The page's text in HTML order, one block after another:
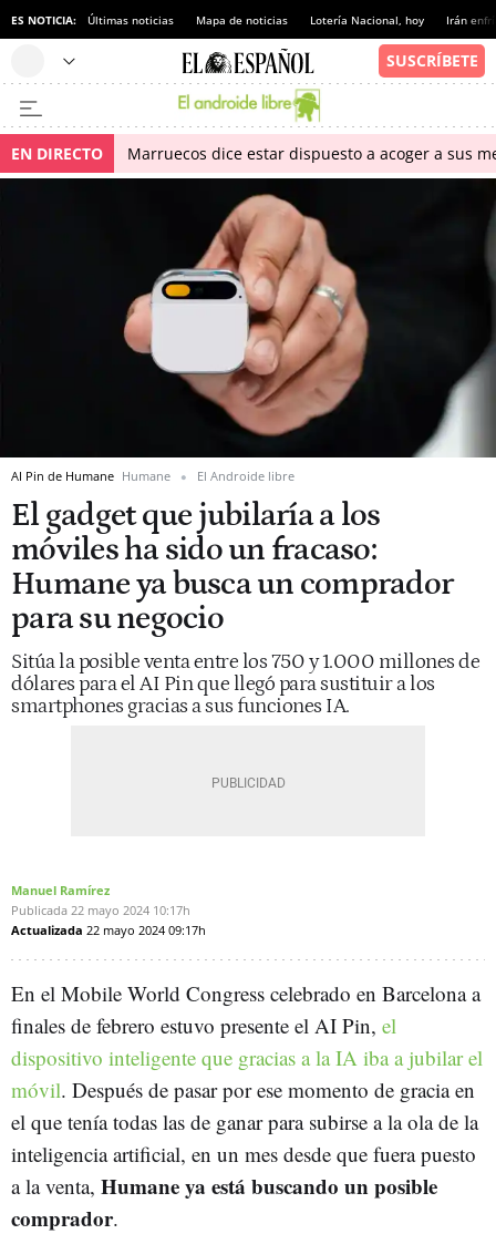
ES NOTICIA: Últimas noticias Mapa de noticias Lotería Nacional, hoy Irán
EN DIRECTO Marruecos dice estar dispuesto a acoger a sus
AI Pin de Humane Humane El Androide libre
El gadget que jubilaría a los
móviles ha sido un fracaso:
Humane ya busca un comprador
para su negocio
Sitúa la posible venta entre los 750 y 1.000 millones de
dólares para el AI Pin que llegó para sustituir a los
smartphones gracias a sus funciones IA.
Manuel Ramírez
Publicada 22 mayo 2024 10:17h
Actualizada 22 mayo 2024 09:17h
En el Mobile World Congress celebrado en Barcelona a
finales de febrero estuvo presente el AI Pin, el
dispositivo inteligente que gracias a la IA iba a jubilar el
móvil. Después de pasar por ese momento de gracia en
el que tenía todas las de ganar para subirse a la ola de la
inteligencia artificial, en un mes desde que fuera puesto
a la venta, Humane ya está buscando un posible
comprador.